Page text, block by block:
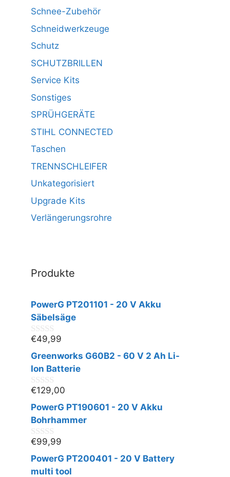
Schnee-Zubehör
Schneidwerkzeuge
Schutz
SCHUTZBRILLEN
Service Kits
Sonstiges
SPRÜHGERÄTE
STIHL CONNECTED
Taschen
TRENNSCHLEIFER
Unkategorisiert
Upgrade Kits
Verlängerungsrohre
Produkte
PowerG PT201101 - 20 V Akku
Säbelsäge
0
v
o
n
€49,99
Greenworks G60B2 - 60 V 2 Ah Li-
Ion Batterie
0
v
o
n
€129,00
PowerG PT190601 - 20 V Akku
Bohrhammer
0
v
o
n
€99,99
PowerG PT200401 - 20 V Battery
multi tool